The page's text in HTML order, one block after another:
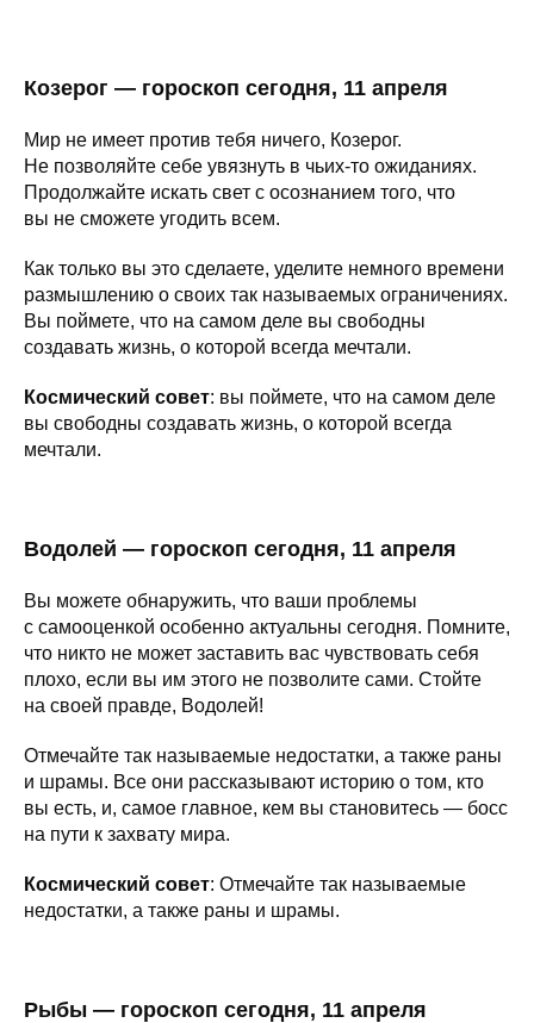
Козерог — гороскоп сегодня, 11 апреля
Мир не имеет против тебя ничего, Козерог.
Не позволяйте себе увязнуть в чьих-то ожиданиях.
Продолжайте искать свет с осознанием того, что
вы не сможете угодить всем.
Как только вы это сделаете, уделите немного времени
размышлению о своих так называемых ограничениях.
Вы поймете, что на самом деле вы свободны
создавать жизнь, о которой всегда мечтали.
Космический совет: вы поймете, что на самом деле
вы свободны создавать жизнь, о которой всегда
мечтали.
Водолей — гороскоп сегодня, 11 апреля
Вы можете обнаружить, что ваши проблемы
с самооценкой особенно актуальны сегодня. Помните,
что никто не может заставить вас чувствовать себя
плохо, если вы им этого не позволите сами. Стойте
на своей правде, Водолей!
Отмечайте так называемые недостатки, а также раны
и шрамы. Все они рассказывают историю о том, кто
вы есть, и, самое главное, кем вы становитесь — босс
на пути к захвату мира.
Космический совет: Отмечайте так называемые
недостатки, а также раны и шрамы.
Рыбы — гороскоп сегодня, 11 апреля